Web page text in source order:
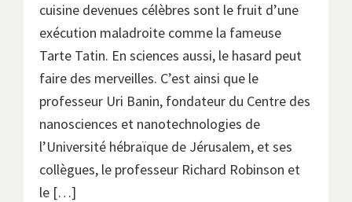
cuisine devenues célèbres sont le fruit d’une
exécution maladroite comme la fameuse
Tarte Tatin. En sciences aussi, le hasard peut
faire des merveilles. C’est ainsi que le
professeur Uri Banin, fondateur du Centre des
nanosciences et nanotechnologies de
l’Université hébraïque de Jérusalem, et ses
collègues, le professeur Richard Robinson et
le […]